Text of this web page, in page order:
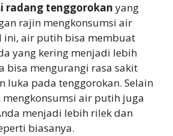
radang tenggorokan yang
rajin mengkonsumsi air
ini, air putih bisa membuat
yang kering menjadi lebih
bisa mengurangi rasa sakit
luka pada tenggorokan. Selain
air putih juga
menjadi lebih rilek dan
biasanya.